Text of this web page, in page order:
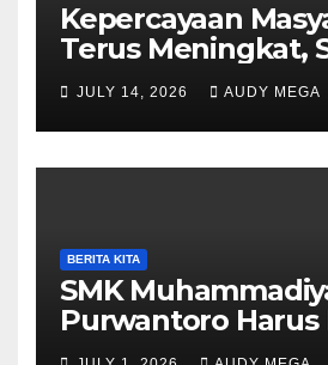
Kepercayaan
Terus Meningkat,
Muhammadiyah 5
Purwantoro
Peserta Didik Baru
JULY 14, 2026 AUDY MEGA
BERITA KITA
SMK
Purwantoro Harus
Keunggulan